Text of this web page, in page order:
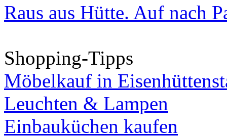
Raus aus Hütte. Auf nach
Shopping-Tipps
Möbelkauf in
Leuchten & Lampen
Einbauküchen kaufen